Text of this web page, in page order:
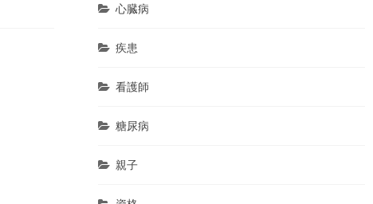
心臓病
疾患
看護師
糖尿病
親子